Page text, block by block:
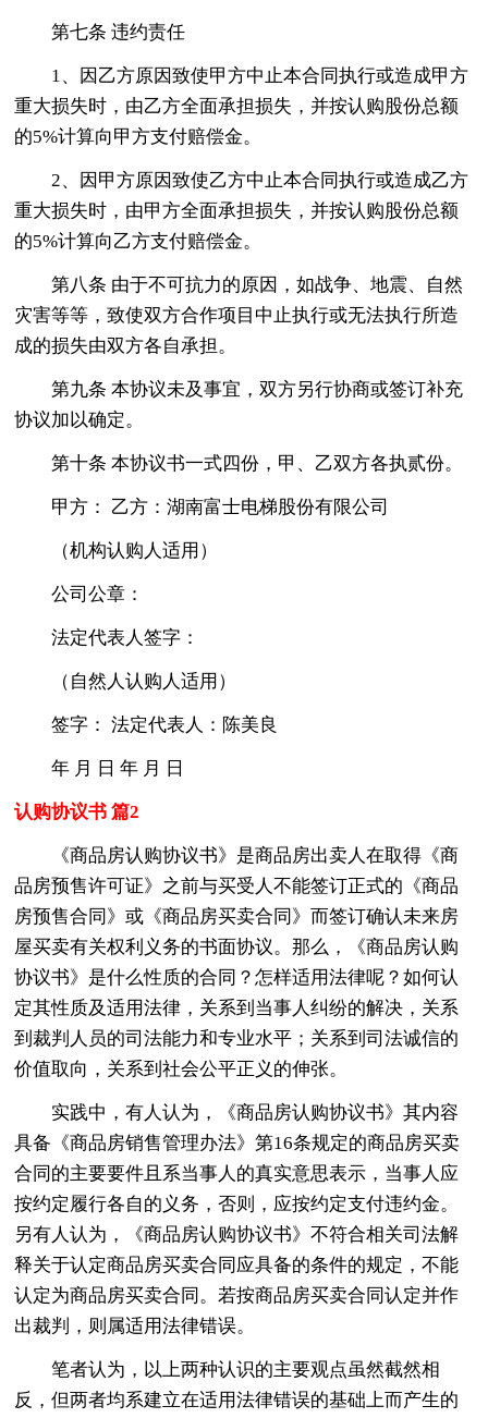
第七条 违约责任
1、因乙方原因致使甲方中止本合同执行或造成甲方
重大损失时，由乙方全面承担损失，并按认购股份总额
的5%计算向甲方支付赔偿金。
2、因甲方原因致使乙方中止本合同执行或造成乙方
重大损失时，由甲方全面承担损失，并按认购股份总额
的5%计算向乙方支付赔偿金。
第八条 由于不可抗力的原因，如战争、地震、自然
灾害等等，致使双方合作项目中止执行或无法执行所造
成的损失由双方各自承担。
第九条 本协议未及事宜，双方另行协商或签订补充
协议加以确定。
第十条 本协议书一式四份，甲、乙双方各执贰份。
甲方： 乙方：湖南富士电梯股份有限公司
（机构认购人适用）
公司公章：
法定代表人签字：
（自然人认购人适用）
签字： 法定代表人：陈美良
年 月 日 年 月 日
认购协议书 篇2
《商品房认购协议书》是商品房出卖人在取得《商
品房预售许可证》之前与买受人不能签订正式的《商品
房预售合同》或《商品房买卖合同》而签订确认未来房
屋买卖有关权利义务的书面协议。那么，《商品房认购
协议书》是什么性质的合同？怎样适用法律呢？如何认
定其性质及适用法律，关系到当事人纠纷的解决，关系
到裁判人员的司法能力和专业水平；关系到司法诚信的
价值取向，关系到社会公平正义的伸张。
实践中，有人认为，《商品房认购协议书》其内容
具备《商品房销售管理办法》第16条规定的商品房买卖
合同的主要要件且系当事人的真实意思表示，当事人应
按约定履行各自的义务，否则，应按约定支付违约金。
另有人认为，《商品房认购协议书》不符合相关司法解
释关于认定商品房买卖合同应具备的条件的规定，不能
认定为商品房买卖合同。若按商品房买卖合同认定并作
出裁判，则属适用法律错误。
笔者认为，以上两种认识的主要观点虽然截然相
反，但两者均系建立在适用法律错误的基础上而产生的